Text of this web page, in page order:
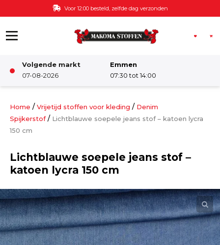
Ga naar de inhoud Voor 12:00 besteld, zelfde dag verzonden
Volgende markt
07-08-2026
Emmen
07:30 tot 14:00
Damesstoffen
Kinderstoffen
Kinderkamer
Katoen
Home / Vrijetijd stoffen voor kleding / Denim
Spijkerstof/ Lichtblauwe soepele jeans stof – katoen lycra
150 cm
Lichtblauwe soepele jeans stof –
katoen lycra 150 cm